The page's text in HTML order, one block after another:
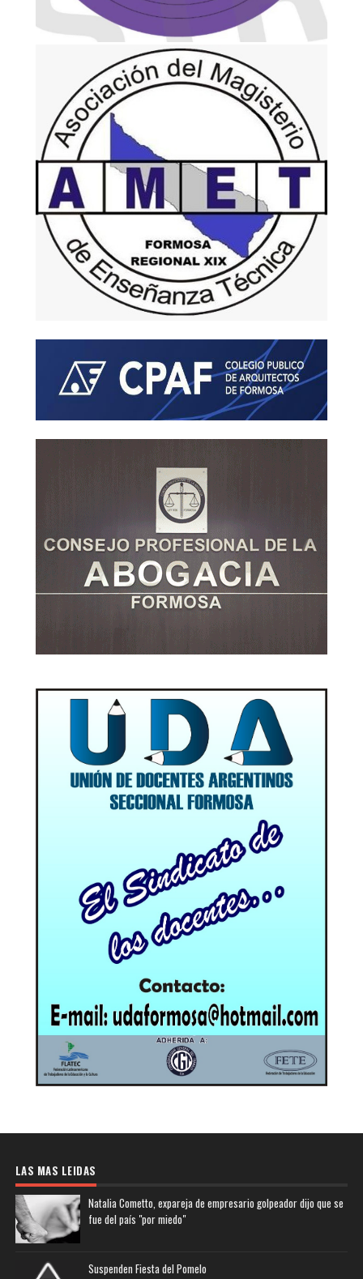
LAS MAS LEIDAS
Natalia Cometto, expareja de empresario golpeador dijo que se
fue del país "por miedo"
Suspenden Fiesta del Pomelo